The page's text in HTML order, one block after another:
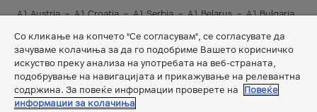
A1 Austria A1 Croatia A1 Serbia A1 Belarus
A1 Bulgaria
A1 Slovenia
A1 Digital
Со кликање на копчето "Се согласувам", се согласувате да
зачуваме колачиња за да го подобриме Вашето корисничко
искуство преку анализа на употребата на веб-страната,
подобрување на навигацијата и прикажување на релевантна
содржина. За повеќе информации проверете на
Повеќе
информации за колачиња